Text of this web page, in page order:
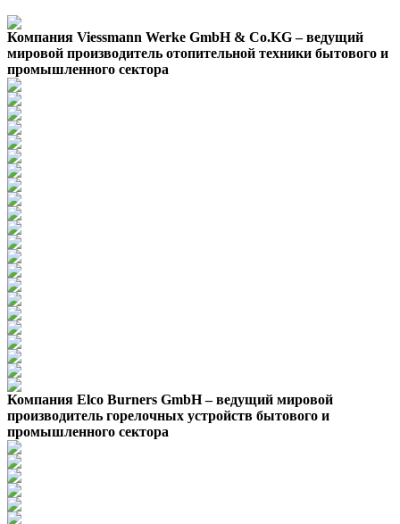
Компания Viessmann Werke GmbH & Co.KG – ведущий
мировой производитель отопительной техники бытового и
промышленного сектора
Компания Elco Burners GmbH – ведущий мировой
производитель горелочных устройств бытового и
промышленного сектора